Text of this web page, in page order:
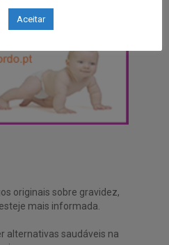
originais sobre gravidez,
mais informada.
alternativas saudáveis na
Aceitar